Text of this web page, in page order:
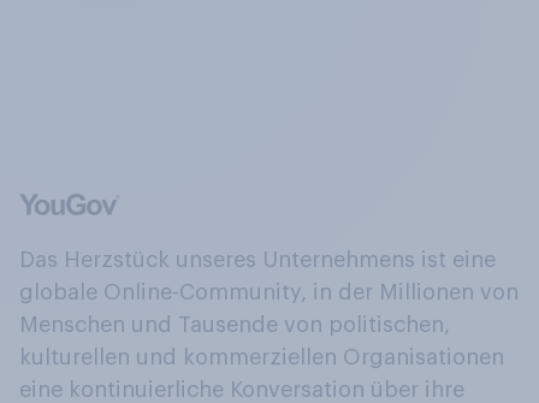
Das Herzstück unseres Unternehmens ist eine
globale Online-Community, in der Millionen von
Menschen und Tausende von politischen,
kulturellen und kommerziellen Organisationen
eine kontinuierliche Konversation über ihre